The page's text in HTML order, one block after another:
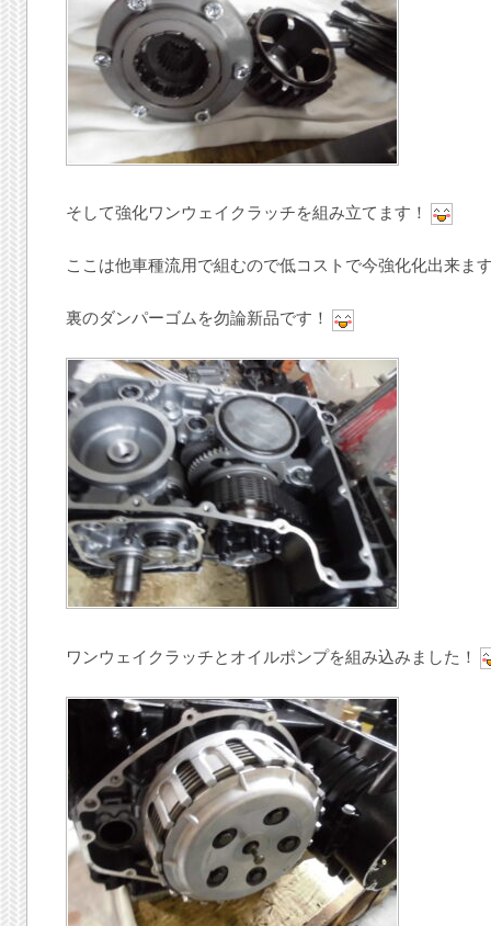
そして強化ワンウェイクラッチを組み立てます！
ここは他車種流用で組むので低コストで今強化化出来ま
裏のダンパーゴムを勿論新品です！
ワンウェイクラッチとオイルポンプを組み込みました！